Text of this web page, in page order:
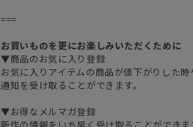
===
お買いものを更にお楽しみいただくために
▼商品のお気に入り登録
お気に入りアイテムの商品が値下がりした
通知を受け取ることができます。
▼お得なメルマガ登録